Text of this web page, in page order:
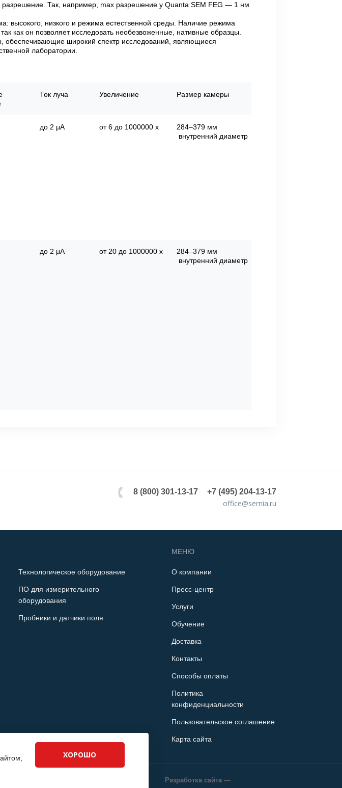
ХОРОШО
разрешение. Так, например, max разрешение у Quanta SEM FEG — 1 нм
высокого, низкого и режима естественной среды. Наличие режима
как он позволяет исследовать необезвоженные, нативные образцы.
обеспечивающие широкий спектр исследований, являющиеся
лаборатории.
Ток луча Увеличение Размер камеры
до 2 μA от 6 до 1000000 x
284–379 мм
внутренний диаметр
до 2 μA от 20 до 1000000 x
284–379 мм
внутренний диаметр
+7 (495) 204-13-17
8 (800) 301-13-17
office@sernia.ru
Технологическое оборудование
ПО для измерительного
оборудования
Пробники и датчики поля
МЕНЮ
О компании
Пресс-центр
Услуги
Обучение
Доставка
Контакты
Способы оплаты
Политика
конфиденциальности
Пользовательское соглашение
Карта сайта
Разработка сайта —